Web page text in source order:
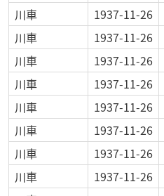
川車
1937-11-26
川車
1937-11-26
川車
1937-11-26
川車
1937-11-26
川車
1937-11-26
川車
1937-11-26
川車
1937-11-26
川車
1937-11-26